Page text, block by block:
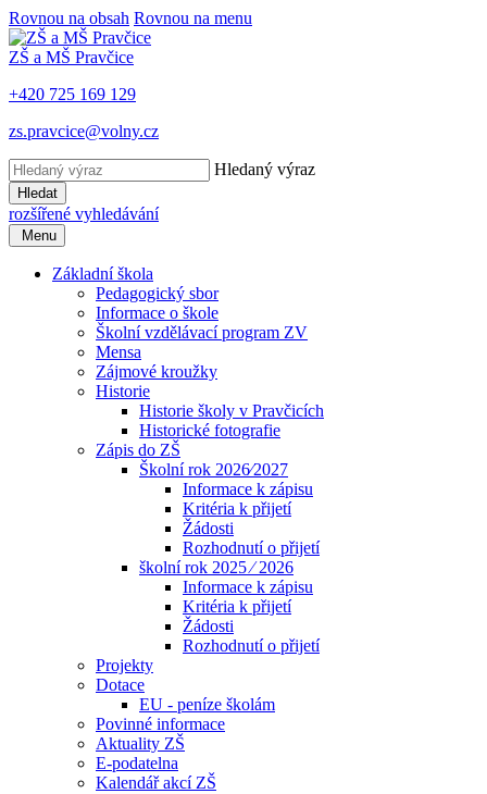
Rovnou na obsah Rovnou na menu
ZŠ a MŠ Pravčice
+420 725 169 129
zs.pravcice@volny.cz
Hledaný výraz
Hledat
rozšířené vyhledávání
Menu
Základní škola
Pedagogický sbor
Informace o škole
Školní vzdělávací program ZV
Mensa
Zájmové kroužky
Historie
Historie školy v Pravčicích
Historické fotografie
Zápis do ZŠ
Školní rok 2026⁄2027
Informace k zápisu
Kritéria k přijetí
Žádosti
Rozhodnutí o přijetí
školní rok 2025 ⁄ 2026
Informace k zápisu
Kritéria k přijetí
Žádosti
Rozhodnutí o přijetí
Projekty
Dotace
EU - peníze školám
Povinné informace
Aktuality ZŠ
E-podatelna
Kalendář akcí ZŠ